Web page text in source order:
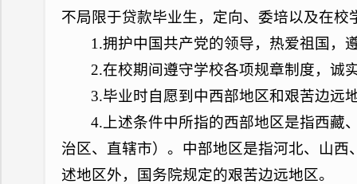
不局限于贷款毕业生，定向、委培以及在
1.拥护中国共产党的领导，热爱祖国，
2.在校期间遵守学校各项规章制度，诚
3.毕业时自愿到中西部地区和艰苦边远
4.上述条件中所指的西部地区是指西藏
治区、直辖市）。中部地区是指河北、山
述地区外，国务院规定的艰苦边远地区。